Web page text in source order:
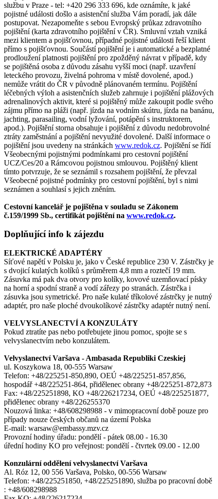
službu v Praze - tel: +420 296 333 696, kde oznámíte, k jaké
pojistné události došlo a asistenční služba Vám poradí, jak dále
postupovat. Nezapomeňte s sebou Evropský průkaz zdravotního
pojištění (karta zdravotního pojištění v ČR). Smluvní vztah vzniká
mezi klientem a pojišťovnou, případné pojistné události řeší klient
přímo s pojišťovnou. Součástí pojištění je i automatické a bezplatné
prodloužení platnosti pojištění pro zpožděný návrat v případě, kdy
se pojištěná osoba z důvodu zásahu vyšší moci (např. uzavření
leteckého provozu, živelná pohroma v místě dovolené, apod.)
nemůže vrátit do ČR v původně plánovaném termínu. Pojištění
léčebných výloh a asistenčních služeb zahrnuje i pojištění plážových
adrenalinových aktivit, které si pojištěný může zakoupit podle svého
zájmu přímo na pláži (např. jízda na vodním skútru, jízda na banánu,
jachting, parasailing, vodní lyžování, potápění s instruktorem,
apod.). Pojištění storna obsahuje i pojištění z důvodu nedobrovolné
ztráty zaměstnání a pojištění nevyužité dovolené. Další informace o
pojištění jsou uvedeny na stránkách www.redok.cz. Pojištění se řídí
Všeobecnými pojistnými podmínkami pro cestovní pojištění
UCZ/Ces/20 a Rámcovou pojistnou smlouvou. Pojištěný klient
tímto potvrzuje, že se seznámil s rozsahem pojištění, že převzal
Všeobecné pojistné podmínky pro cestovní pojištění, byl s nimi
seznámen a souhlasí s jejich zněním.
Cestovní kancelář je pojištěna v souladu se Zákonem
č.159/1999 Sb., certifikát pojištění na www.redok.cz.
Doplňující info k zájezdu
ELEKTRICKÉ ADAPTÉRY
Síťové napětí v Polsku je, jako v České republice 230 V. Zástrčky je
s dvojicí kulatých kolíků s průměrem 4,8 mm a roztečí 19 mm.
Zásuvka má pak dva otvory pro kolíky, kovové uzemňovací písky
na horní a spodní straně a vodí zářezy po stranách. Zástrčka i
zásuvka jsou symetrické. Pro naše kulaté tříkolové zástrčky je nutný
adaptér, pro naše ploché dvoukolíkové zástrčky adaptér nutný není.
VELVYSLANECTVÍ A KONZULÁTY
Pokud ztratíte pas nebo potřebujete jinou pomoc, spojte se s
velvyslanectvím nebo konzulátem.
Velvyslanectví Varšava - Ambasada Republiki Czeskiej
ul. Koszykowa 18, 00-555 Warsaw
Telefon: +48/225251-850,890, OEÚ +48/225251-857,856,
hospodář +48/225251-864, přidělenec obrany +48/225251-872,873
Fax: +48/225251898, KO +48/226217234, OEÚ +48/225251877,
přidělenec obrany +48/226255370
Nouzová linka: +48/608298988 - v mimopracovní době pouze pro
případy nouze českých občanů na území Polska
E-mail: warsaw@embassy.mzv.cz
Provozní hodiny úřadu: pondělí - pátek 08.00 - 16.30
úřední hodiny KO pro veřejnost: pondělí - čtvrtek 09.00 - 12.00
Konzulární oddělení velvyslanectví Varšava
Al. Róz 12, 00 556 Varšava, Polsko, 00-556 Warsaw
Telefon: +48/225251850, +48/225251890, služba po pracovní době
: +48/608298988